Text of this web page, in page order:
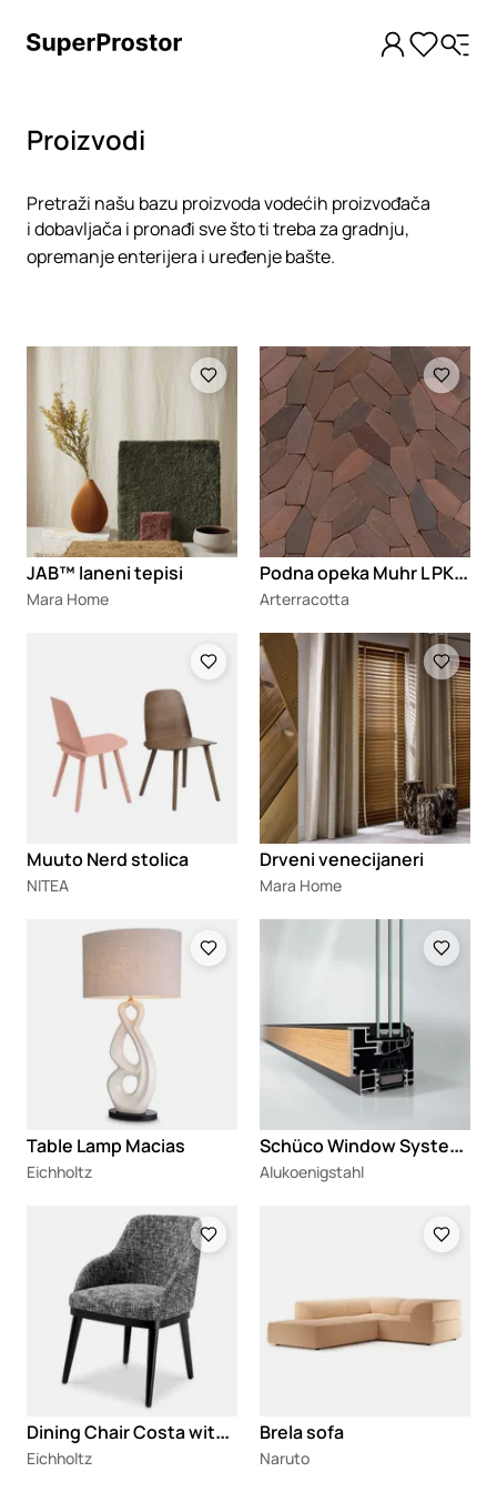
Proizvodi
Pretraži našu bazu proizvoda vodećih proizvođača
i dobavljača i pronađi sve što ti treba za gradnju,
opremanje enterijera i uređenje bašte.
JAB™ laneni tepisi
Mara Home
Loading
P
odna opeka Muhr L PK04 Polygon
Arterracotta
Muuto Nerd stolica
NITEA
Loading
Drveni venecijaneri
Mara Home
Loading
Table Lamp Macias
Eichholtz
S
chüco Window System AWS 75 BS.SI+ WoodDesign
Alukoenigstahl
D
ining Chair Costa with arm
Eichholtz
Brela sofa
Naruto